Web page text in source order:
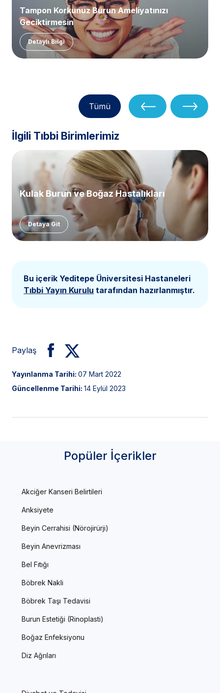
Tampon Korkunuz Burun Ameliyatınızı
Geciktirmesin
Detaylı Bilgi
Tümü
İlgili Tıbbi Birimlerimiz
Kulak Burun ve Boğaz Hastalıkları
Detaya Git
Bu içerik Yeditepe Üniversitesi Hastaneleri
Tıbbi Yayın Kurulu tarafından hazırlanmıştır.
Paylaş
Yayınlanma Tarihi: 07 Mart 2022
Güncellenme Tarihi: 14 Eylül 2023
Popüler İçerikler
Akciğer Kanseri Belirtileri
Anksiyete
Beyin Cerrahisi (Nörojirürji)
Beyin Anevrizması
Bel Fıtığı
Böbrek Nakli
Böbrek Taşı Tedavisi
Burun Estetiği (Rinoplasti)
Boğaz Enfeksiyonu
Diz Ağrıları